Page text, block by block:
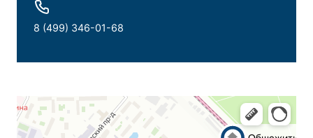
8 (499) 346-01-68